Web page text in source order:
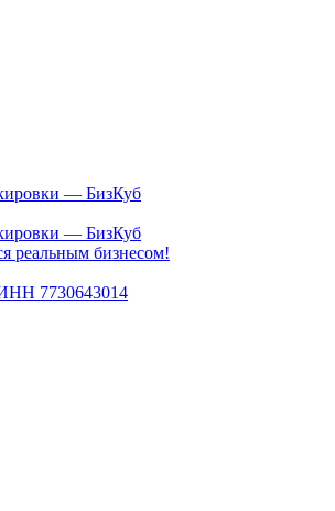
— БизКуб
— БизКуб
реальным бизнесом!
7730643014